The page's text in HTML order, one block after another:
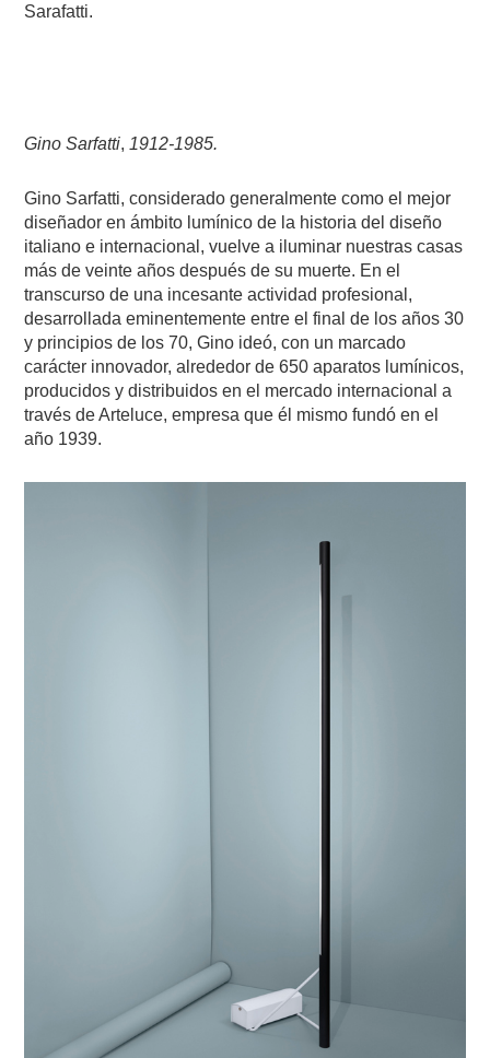
Sarafatti.
Gino Sarfatti, 1912-1985.
Gino Sarfatti, considerado generalmente como el mejor
diseñador en ámbito lumínico de la historia del diseño
italiano e internacional, vuelve a iluminar nuestras casas
más de veinte años después de su muerte. En el
transcurso de una incesante actividad profesional,
desarrollada eminentemente entre el final de los años 30
y principios de los 70, Gino ideó, con un marcado
carácter innovador, alrededor de 650 aparatos lumínicos,
producidos y distribuidos en el mercado internacional a
través de Arteluce, empresa que él mismo fundó en el
año 1939.